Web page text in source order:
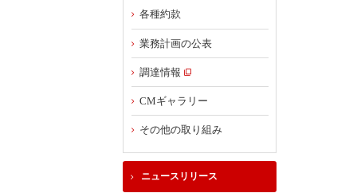
各種約款
業務計画の公表
調達情報
CMギャラリー
その他の取り組み
ニュースリリース